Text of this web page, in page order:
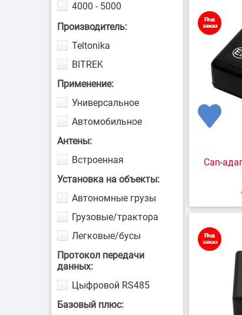
4000 - 5000
5000 - 6000
Производитель:
Teltonika
BITREK
Применение:
Универсальное
Автомобильное
Антены:
Встроенная
Установка на объекты:
Автономные грузы
Грузовые/трактора
Легковые/бусы
Протокол передачи
данных:
Цыфровой RS485
Базовый плюс:
Can-